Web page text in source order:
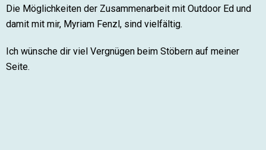
Die Möglichkeiten der Zusammenarbeit mit Outdoor Ed und
damit mit mir, Myriam Fenzl, sind vielfältig.
Ich wünsche dir viel Vergnügen beim Stöbern auf meiner
Seite.